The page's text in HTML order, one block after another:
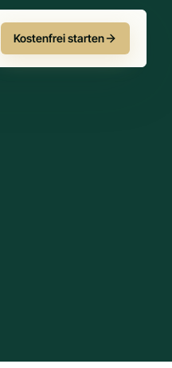
Kostenfrei starten